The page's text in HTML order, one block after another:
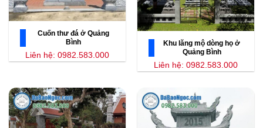
Cuốn thư đá ở Quảng
Bình
Liên hệ: 0982.583.000
Khu lăng mộ dòng họ ở
Quảng Bình
Liên hệ: 0982.583.000